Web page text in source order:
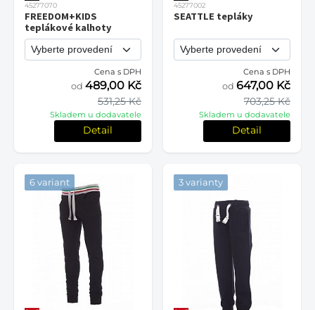
45277070
FREEDOM+KIDS
teplákové kalhoty
Cena s DPH
531,25 Kč
od 489,00 Kč
Skladem u dodavatele
Detail
45277002
SEATTLE tepláky
Cena s DPH
703,25 Kč
od 647,00 Kč
Skladem u dodavatele
Detail
6 variant 3 varianty